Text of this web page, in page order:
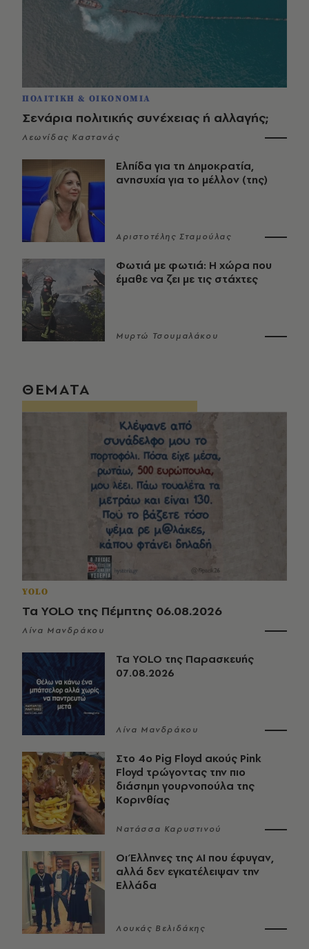
ΠΟΛΙΤΙΚΗ & ΟΙΚΟΝΟΜΙΑ
Σενάρια πολιτικής συνέχειας ή αλλαγής;
Λεωνίδας Καστανάς
Ελπίδα για τη Δημοκρατία,
ανησυχία για το μέλλον (της)
Αριστοτέλης Σταμούλας
Φωτιά με φωτιά: Η χώρα που
έμαθε να ζει με τις στάχτες
Μυρτώ Τσουμαλάκου
ΘΕΜΑΤΑ
YOLO
Τα YOLO της Πέμπτης 06.08.2026
Λίνα Μανδράκου
Τα YOLO της Παρασκευής
07.08.2026
Λίνα Μανδράκου
Στο 4ο Pig Floyd ακούς Pink
Floyd τρώγοντας την πιο
διάσημη γουρνοπούλα της
Κορινθίας
Νατάσσα Καρυστινού
Οι Έλληνες της ΑΙ που έφυγαν,
αλλά δεν εγκατέλειψαν την
Ελλάδα
Λουκάς Βελιδάκης